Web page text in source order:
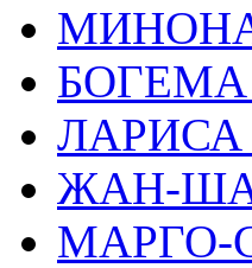
ЖАН-
МАРГО-